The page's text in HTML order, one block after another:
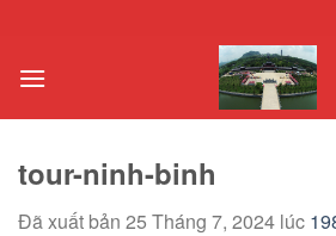
nội
tour-ninh-binh
Đã xuất bản 25 Tháng 7, 2024 lúc